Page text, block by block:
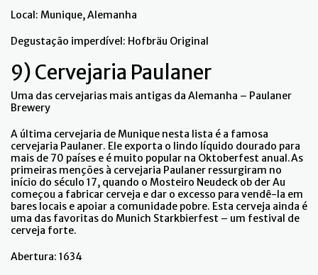
Local: Munique, Alemanha
Degustação imperdível: Hofbräu Original
9) Cervejaria Paulaner
Uma das cervejarias mais antigas da Alemanha – Paulaner
Brewery
A última cervejaria de Munique nesta lista é a famosa
cervejaria Paulaner. Ele exporta o lindo líquido dourado para
mais de 70 países e é muito popular na Oktoberfest anual.As
primeiras menções à cervejaria Paulaner ressurgiram no
início do século 17, quando o Mosteiro Neudeck ob der Au
começou a fabricar cerveja e dar o excesso para vendê-la em
bares locais e apoiar a comunidade pobre. Esta cerveja ainda é
uma das favoritas do Munich Starkbierfest – um festival de
cerveja forte.
Abertura: 1634